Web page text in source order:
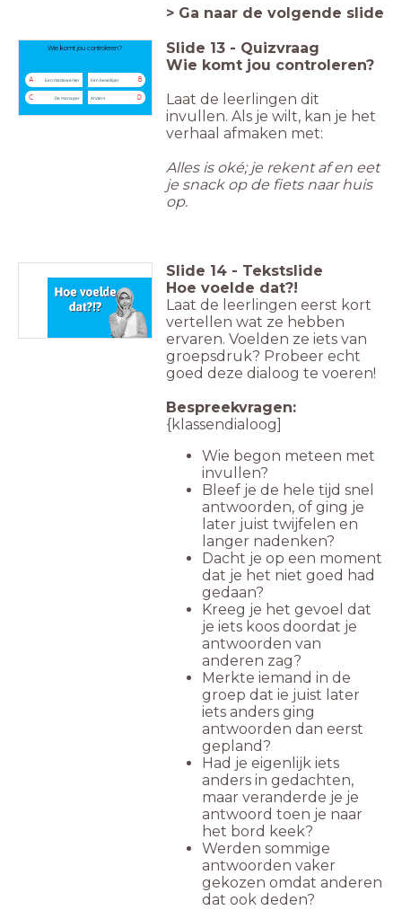
> Ga naar de volgende slide
Wie komt jou controleren?
A Een medewerker B
Een beveiliger
C De manager D
Anders
Slide 13 - Quizvraag
Wie komt jou controleren?
Laat de leerlingen dit
invullen. Als je wilt, kan je het
verhaal afmaken met:
Alles is oké; je rekent af en eet
je snack op de fiets naar huis
op.
Slide 14 - Tekstslide
Hoe voelde dat?!
Laat de leerlingen eerst kort
vertellen wat ze hebben
ervaren. Voelden ze iets van
groepsdruk? Probeer echt
goed deze dialoog te voeren!
Bespreekvragen:
{klassendialoog]
Wie begon meteen met
invullen?
Bleef je de hele tijd snel
antwoorden, of ging je
later juist twijfelen en
langer nadenken?
Dacht je op een moment
dat je het niet goed had
gedaan?
Kreeg je het gevoel dat
je iets koos doordat je
antwoorden van
anderen zag?
Merkte iemand in de
groep dat ie juist later
iets anders ging
antwoorden dan eerst
gepland?
Had je eigenlijk iets
anders in gedachten,
maar veranderde je je
antwoord toen je naar
het bord keek?
Werden sommige
antwoorden vaker
gekozen omdat anderen
dat ook deden?